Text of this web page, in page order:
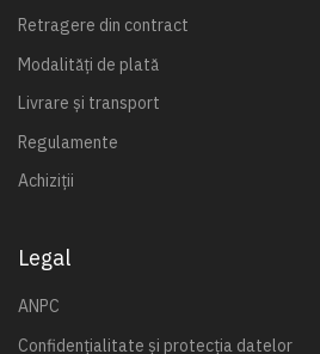
Retragere din contract
Modalități de plată
Livrare și transport
Regulamente
Achiziții
Legal
ANPC
Confidențialitate și protecția datelor